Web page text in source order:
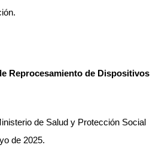
Reprocesamiento de Dispositivos
de Salud y Protección Social
de 2025.